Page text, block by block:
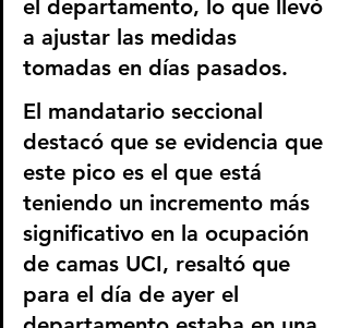
el departamento, lo que llevó
a ajustar las medidas
tomadas en días pasados.
El mandatario seccional
destacó que se evidencia que
este pico es el que está
teniendo un incremento más
significativo en la ocupación
de camas UCI, resaltó que
para el día de ayer el